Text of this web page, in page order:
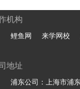
机构
鲤鱼网 来学网校
地址
浦东公司：上海市浦